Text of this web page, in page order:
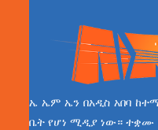
ኤ ኤም ኤን በአዲስ አበባ
ቤት የሆነ ሚዲያ ነው። ተቋሙ